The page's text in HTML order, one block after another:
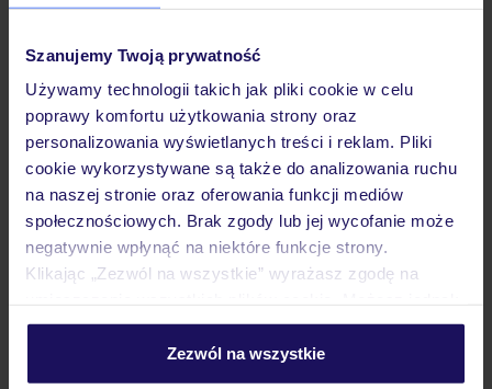
Szanujemy Twoją prywatność
Używamy technologii takich jak pliki cookie w celu
poprawy komfortu użytkowania strony oraz
personalizowania wyświetlanych treści i reklam. Pliki
cookie wykorzystywane są także do analizowania ruchu
na naszej stronie oraz oferowania funkcji mediów
społecznościowych. Brak zgody lub jej wycofanie może
negatywnie wpłynąć na niektóre funkcje strony.
Klikając „Zezwól na wszystkie” wyrażasz zgodę na
personalizować swój wybór wchodząc w zakładkę
Szczegółowe informacje o plikach cookie znajdziesz
Zezwól na wszystkie
11 180 ZŁ
31.08.2026 - 07.09.2026 (7 noclegów)
Śniadanie
hotel tylko dla dorosłych: 16+
LAST MINUTE